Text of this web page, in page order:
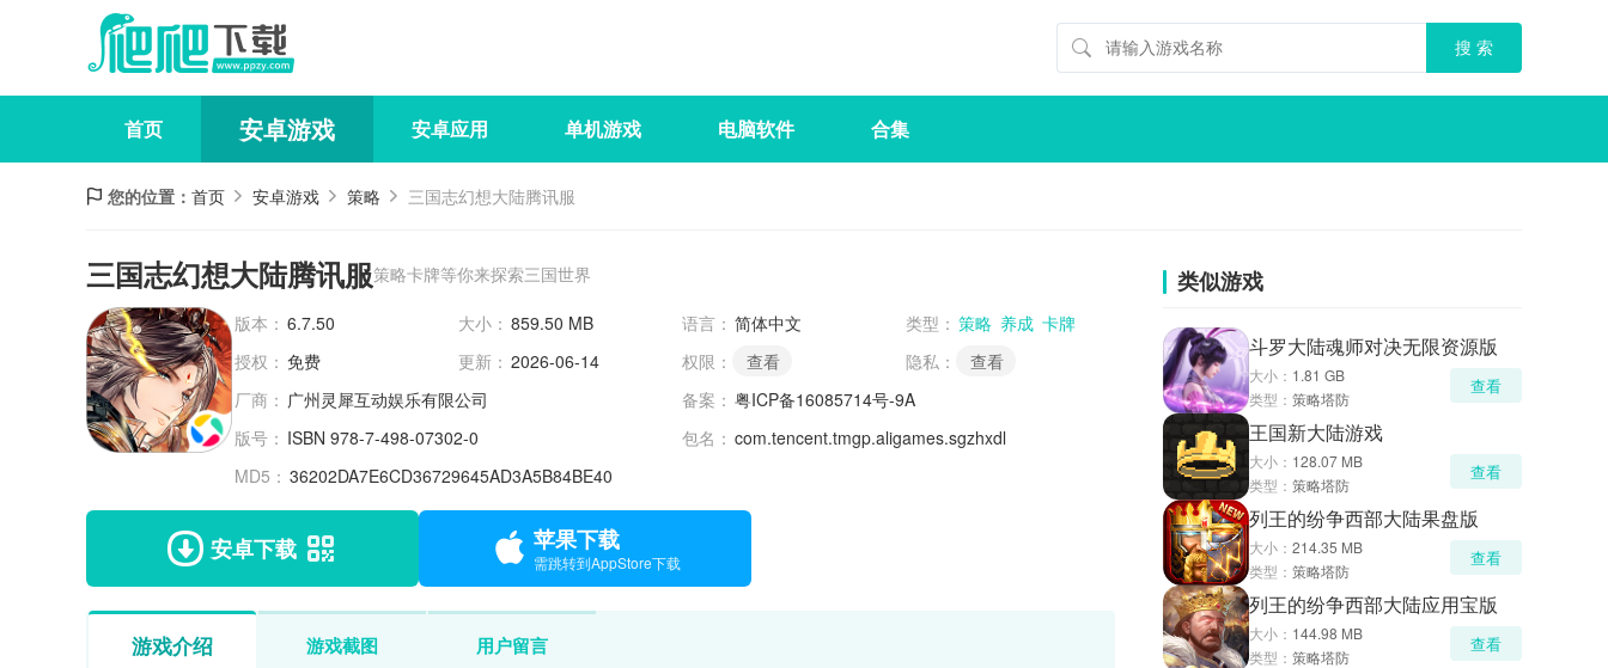
首页 安卓游戏 安卓应用 单机游戏 电脑软件 合集
您的位置： 首页 安卓游戏 策略 三国志幻想大陆腾讯服
三国志幻想大陆腾讯服策略卡牌等你来探索三国世界
版本： 6.7.50 大小： 859.50 MB 语言： 简体中文 类型： 策略 养成 卡牌
授权： 免费 更新： 2026-06-14 权限： 查看 隐私：
查看
厂商： 广州灵犀互动娱乐有限公司 备案： 粤ICP备16085714号-9A
版号： ISBN 978-7-498-07302-0 包名： com.tencent.tmgp.aligames.sgzhxdl
MD5： 36202DA7E6CD36729645AD3A5B84BE40
安卓下载 苹果下载
需跳转到AppStore下载
游戏介绍 游戏截图 用户留言
类似游戏
斗罗大陆魂师对决无限资源版
大小： 1.81 GB
类型： 策略塔防
查看
王国新大陆游戏
大小： 128.07 MB
类型： 策略塔防
查看
列王的纷争西部大陆果盘版
大小： 214.35 MB
类型： 策略塔防
查看
列王的纷争西部大陆应用宝版
大小： 144.98 MB
类型： 策略塔防
查看